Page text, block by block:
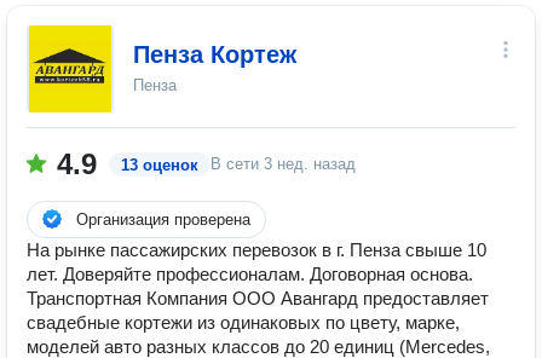
Пенза Кортеж
Пенза
4.9 13 оценок В сети 3 нед. назад
Организация проверена
На рынке пассажирских перевозок в г. Пенза свыше 10
лет. Доверяйте профессионалам. Договорная основа.
Транспортная Компания ООО Авангард предоставляет
свадебные кортежи из одинаковых по цвету, марке,
моделей авто разных классов до 20 единиц (Mercedes,